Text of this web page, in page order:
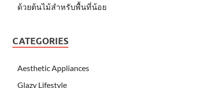
ด้วยต้นไม้สำหรับพื้นที่น้อย
CATEGORIES
Aesthetic Appliances
Glazy Lifestyle